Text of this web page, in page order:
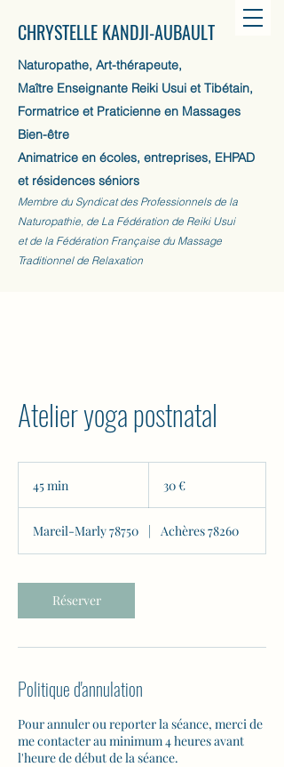
CHRYSTELLE KANDJI-AUBAULT
Naturopathe, Art-thérapeute,
Maître Enseignante Reiki Usui et Tibétain,
Formatrice et Praticienne en Massages
Bien-être
Animatrice en écoles, entreprises, EHPAD
et résidences séniors
Membre du Syndicat des Professionnels de la
Naturopathie, de La Fédération de Reiki Usui
et de la Fédération Française du Massage
Traditionnel de Relaxation
Atelier yoga postnatal
45 min
i
n
30 €
Mareil-Marly 78750 | Achères 78260
Réserver
Politique d'annulation
Pour annuler ou reporter la séance, merci de
me contacter au minimum 4 heures avant
l'heure de début de la séance.